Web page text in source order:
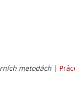
metodách |